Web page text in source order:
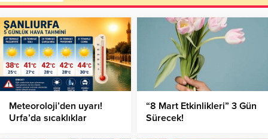
Meteoroloji’den uyarı!
Urfa’da sıcaklıklar
“8 Mart Etkinlikleri” 3 Gün
Sürecek!